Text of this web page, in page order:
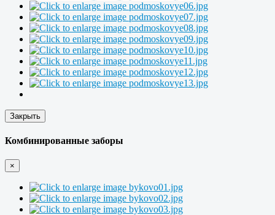
Закрыть
Комбинированные заборы
×